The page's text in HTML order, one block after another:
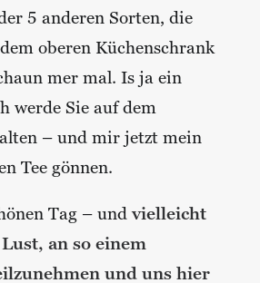
5 anderen Sorten, die
oberen Küchenschrank
mer mal. Is ja ein
werde Sie auf dem
– und mir jetzt mein
Tee gönnen.
Tag – undvielleicht
an so einem
und uns hier